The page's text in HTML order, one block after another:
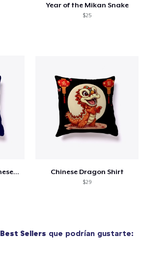
Year of the Mikan Snake
$25
Year of the Snake Chinese New Year Chinese Dragon Shirt
$29
Best Sellers que podrían gustarte: